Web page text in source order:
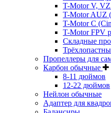
T-Motor V,
T-Motor AUZ
T-Motor C
T-Motor FPV
Складные
Пропеллеры для
Карбон обычные
8-11 дюймов
12-22 дюймов
Нейлон обычные
Адаптер для